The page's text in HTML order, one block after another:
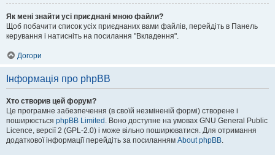
Як мені знайти усі приєднані мною файли?
Щоб побачити список усіх приєднаних вами файлів, перейдіть в Панель
керування і натисніть на посилання "Вкладення".
Догори
Інформація про phpBB
Хто створив цей форум?
Це програмне забезпечення (в своїй незміненій формі) створене і
поширюється phpBB Limited . Воно доступне на умовах GNU General Public
Licence, версії 2 (GPL-2.0) і може вільно поширюватися. Для отримання
додаткової інформації перейдіть за посиланням About phpBB.